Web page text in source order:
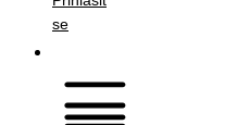
se